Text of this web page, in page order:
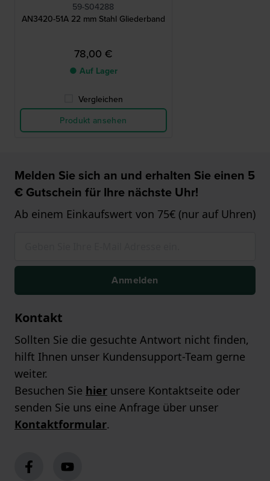
59-S04288
AN3420-51A 22 mm Stahl Gliederband
78,00 €
● Auf Lager
Vergleichen
Produkt ansehen
Melden Sie sich an und erhalten Sie einen 5
€ Gutschein für Ihre nächste Uhr!
Ab einem Einkaufswert von 75€ (nur auf Uhren)
Anmelden
Kontakt
Sollten Sie die gesuchte Antwort nicht finden,
hilft Ihnen unser Kundensupport-Team gerne
weiter.
Besuchen Sie hier unsere Kontaktseite oder
senden Sie uns eine Anfrage über unser
Kontaktformular.